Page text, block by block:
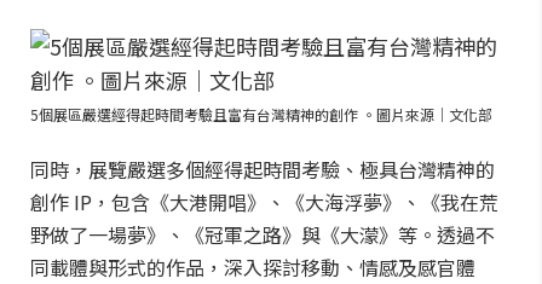
5個展區嚴選經得起時間考驗且富有台灣精神的創作 。圖片來源｜文化部
同時，展覽嚴選多個經得起時間考驗、極具台灣精神的
創作 IP，包含《大港開唱》、《大海浮夢》、《我在荒
野做了一場夢》、《冠軍之路》與《大濛》等。透過不
同載體與形式的作品，深入探討移動、情感及感官體